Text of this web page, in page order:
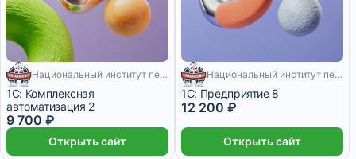
200 месяцев Национальный институт переподготовки и повышения квалификации кадров в сфере экономики и финансов
1С: Комплексная
автоматизация 2
9 700 ₽
Открыть сайт
200 месяцев Национальный институт переподготовки и повышения квалификации кадров в сфере экономики и финансов
1С: Предприятие 8
12 200 ₽
Открыть сайт